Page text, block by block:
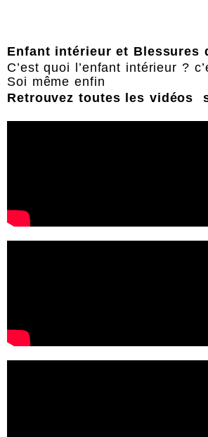
Enfant intérieur et Blessures
C’est quoi l’enfant intérieur ?
Soi même enfin
Retrouvez toutes les vidéos